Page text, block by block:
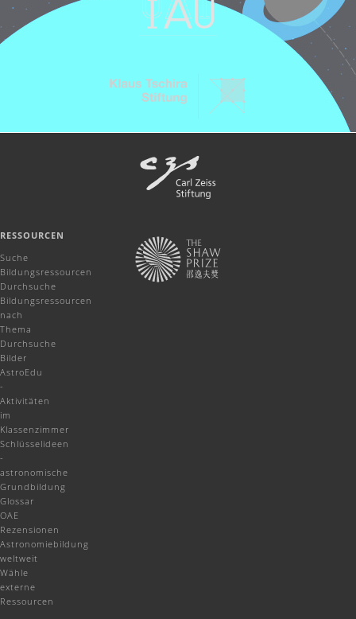
RESSOURCEN
Suche
Bildungsressourcen
Durchsuche
Bildungsressourcen
nach
Thema
Durchsuche
Bilder
AstroEdu
-
Aktivitäten
im
Klassenzimmer
Schlüsselideen
-
astronomische
Grundbildung
Glossar
OAE
Rezensionen
Astronomiebildung
weltweit
Wähle
externe
Ressourcen